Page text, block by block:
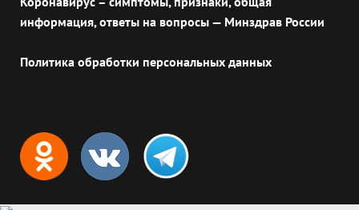
информация, ответы на вопросы — Минздрав России
Политика обработки персональных данных